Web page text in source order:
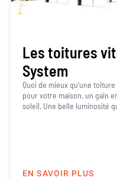
Les toitures
System
Quoi de mieux qu’une
pour votre maison, un gain
soleil. Une belle luminosité
EN SAVOIR PLUS